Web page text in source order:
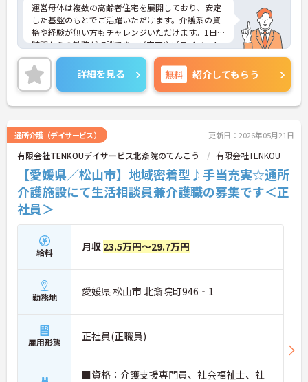
運営母体は複数の高齢者住宅を展開しており、安定
した基盤のもとでご活躍いただけます。介護系の資
格や経験が無い方もチャレンジいただけます。1日4
時間からの勤務が相談でき、ご家庭やプライベート
との両立もしやすい環境です。賞与（年2回、諸条件
あり）や昇給の実績もあり、あなたの頑張りがしっ
かりと評価されます。無料の社員給食（1日1食）
や、育休からの復職をサポートする育児給付金+
（プラス）制度（最大10万円）、資格取得支援制度
す。社内研修やキャリアパス制度も整っており、ス
キルアップを目指したい方にも最適です。ご興味の
ある方には、面接対策ポイントなど、さらに詳細を
お話ししますのでお気軽にご相談ください！
詳細を見る 無料 紹介してもらう
通所介護（デイサービス） 更新日：2026年05月21日
有限会社TENKOUデイサービス北斎院のてんこう 有限会社TENKOU
【愛媛県／松山市】地域密着型♪手当充実☆通所
介護施設にて生活相談員兼介護職の募集です＜正
社員＞
給料 月収 23.5万円～29.7万円
勤務地 愛媛県 松山市 北斎院町946‐1
雇用形態 正社員(正職員)
■資格：介護支援専門員、社会福祉士、社